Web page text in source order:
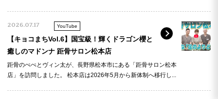
た。妻がこちらを見つけたのですが、正直私はあま
り乗り気せずお邪魔しました。そうしたところ施術
も良かったのですが、テーピングがとても良かった
です。外すまでの1週間、歩くのがとても楽でした。
とりわけ靴を脱いで裸足のときが全然違います。ま
だ1回目でこれから通うのですがテーピングなしでも
楽になればと思います。
2026.07.17 YouTube
【キョコまちVol.6】国宝級！輝くドラゴン櫻と
癒しのマドンナ 距骨サロン松本店
距骨のぺぺとヴィン太が、長野県松本市にある「距骨サロン松本
店」を訪問しました。 松本店は2026年5月から新体制へ移行し...